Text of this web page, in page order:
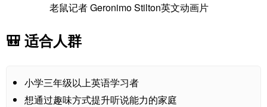
老鼠记者 Geronimo Stilton英文动画片
🎒 适合人群
小学三年级以上英语学习者
想通过趣味方式提升听说能力的家庭